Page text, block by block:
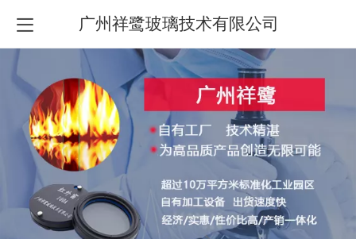
广州祥鹭玻璃技术有限公司